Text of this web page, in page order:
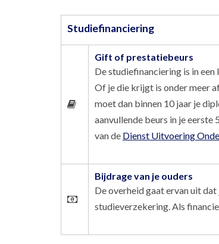
Studiefinanciering
Gift of prestatiebeurs
De studiefinanciering is in
Of je die krijgt is onder meer
moet dan binnen 10 jaar je
aanvullende beurs in je
van de Dienst Uitvoering
Bijdrage van je ouders
De overheid gaat ervan uit
studieverzekering. Als